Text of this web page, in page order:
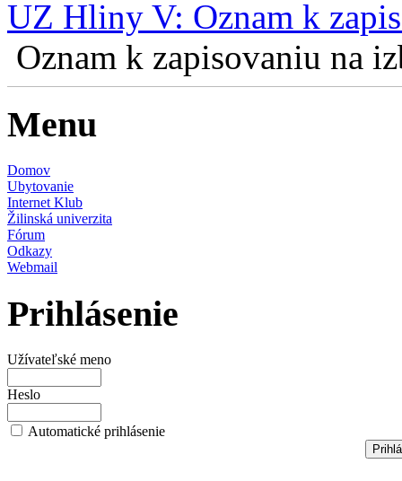
UZ Hliny V: Oznam k
Oznam k zapisovaniu na
Menu
Domov
Ubytovanie
Internet Klub
Žilinská univerzita
Fórum
Odkazy
Webmail
Prihlásenie
Užívateľské meno
Heslo
Automatické prihlásenie